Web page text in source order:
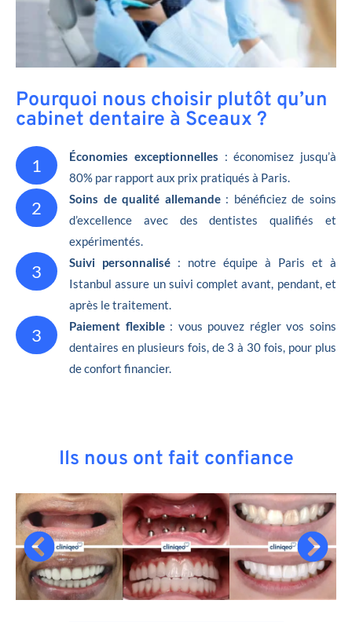
Pourquoi nous choisir plutôt qu’un
cabinet dentaire à Sceaux ?
1 Économies exceptionnelles : économisez jusqu’à
80% par rapport aux prix pratiqués à Paris.
2 Soins de qualité allemande: bénéficiez de soins
d’excellence avec des dentistes qualifiés et
expérimentés.
3 Suivi personnalisé : notre équipe à Paris et à
Istanbul assure un suivi complet avant, pendant, et
après le traitement.
3 Paiement flexible: vous pouvez régler vos soins
dentaires en plusieurs fois, de 3 à 30 fois, pour plus
de confort financier.
Ils nous ont fait confiance